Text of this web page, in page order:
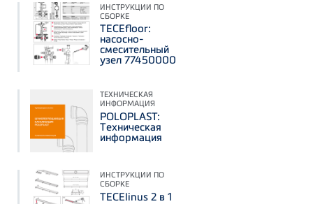
ИНСТРУКЦИИ ПО
СБОРКЕ
TECEfloor:
насосно-
смесительный
узел 77450000
ТЕХНИЧЕСКАЯ
ИНФОРМАЦИЯ
POLOPLAST:
Техническая
информация
ИНСТРУКЦИИ ПО
СБОРКЕ
TECElinus 2 в 1